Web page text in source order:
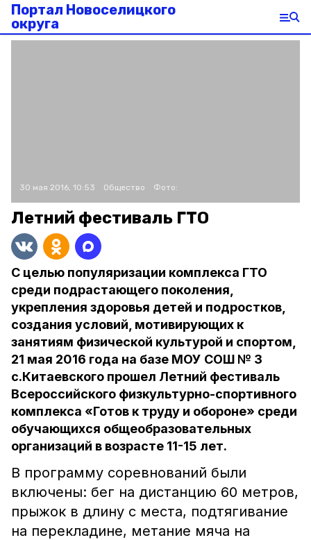
Портал Новоселицкого
округа
30 мая 2016, 10:53 Общество Фото:
Летний фестиваль ГТО
С целью популяризации комплекса ГТО
среди подрастающего поколения,
укрепления здоровья детей и подростков,
создания условий, мотивирующих к
занятиям физической культурой и спортом,
21 мая 2016 года на базе МОУ СОШ № 3
с.Китаевского прошел Летний фестиваль
Всероссийского физкультурно-спортивного
комплекса «Готов к труду и обороне» среди
обучающихся общеобразовательных
организаций в возрасте 11-15 лет.
В программу соревнований были
включены: бег на дистанцию 60 метров,
прыжок в длину с места, подтягивание
на перекладине, метание мяча на